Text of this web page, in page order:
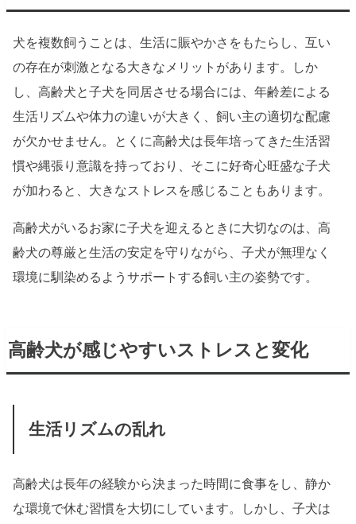
犬を複数飼うことは、生活に賑やかさをもたらし、互い
の存在が刺激となる大きなメリットがあります。しか
し、高齢犬と子犬を同居させる場合には、年齢差による
生活リズムや体力の違いが大きく、飼い主の適切な配慮
が欠かせません。とくに高齢犬は長年培ってきた生活習
慣や縄張り意識を持っており、そこに好奇心旺盛な子犬
が加わると、大きなストレスを感じることもあります。
高齢犬がいるお家に子犬を迎えるときに大切なのは、高
齢犬の尊厳と生活の安定を守りながら、子犬が無理なく
環境に馴染めるようサポートする飼い主の姿勢です。
高齢犬が感じやすいストレスと変化
生活リズムの乱れ
高齢犬は長年の経験から決まった時間に食事をし、静か
な環境で休む習慣を大切にしています。しかし、子犬は